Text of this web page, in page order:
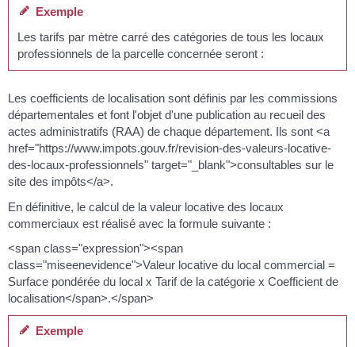
Exemple
Les tarifs par mètre carré des catégories de tous les locaux
professionnels de la parcelle concernée seront :
Les coefficients de localisation sont définis par les commissions
départementales et font l'objet d'une publication au recueil des
actes administratifs (RAA) de chaque département. Ils sont <a
href="https://www.impots.gouv.fr/revision-des-valeurs-locative-
des-locaux-professionnels" target="_blank">consultables sur le
site des impôts</a>.
En définitive, le calcul de la valeur locative des locaux
commerciaux est réalisé avec la formule suivante :
<span class="expression"><span
class="miseenevidence">Valeur locative du local commercial =
Surface pondérée du local x Tarif de la catégorie x Coefficient de
localisation</span>.</span>
Exemple